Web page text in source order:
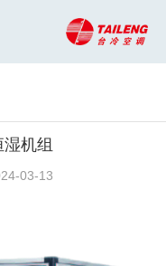
机组
03-13